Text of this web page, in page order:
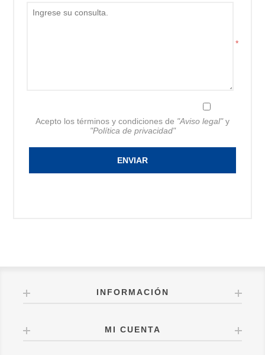
*
Acepto los términos y condiciones de "Aviso legal"y
"Política de privacidad"
ENVIAR
INFORMACIÓN
MI CUENTA